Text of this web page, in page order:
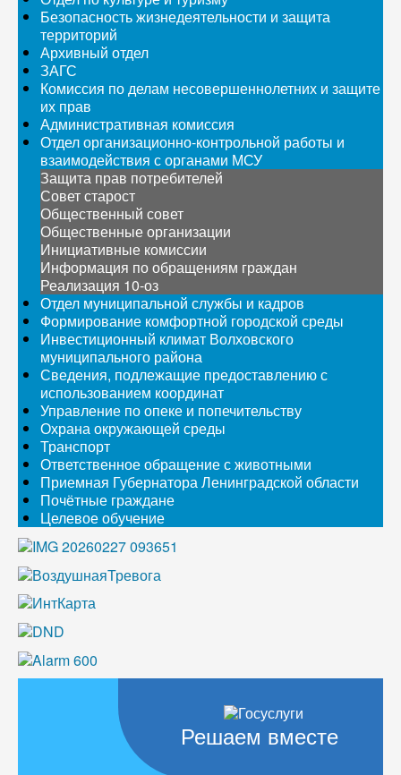
Безопасность жизнедеятельности и защита
территорий
Архивный отдел
ЗАГС
Комиссия по делам несовершеннолетних и защите
их прав
Административная комиссия
Отдел организационно-контрольной работы и
взаимодействия с органами МСУ
Защита прав потребителей
Совет старост
Общественный совет
Общественные организации
Инициативные комиссии
Информация по обращениям граждан
Реализация 10-оз
Отдел муниципальной службы и кадров
Формирование комфортной городской среды
Инвестиционный климат Волховского
муниципального района
Сведения, подлежащие предоставлению с
использованием координат
Управление по опеке и попечительству
Охрана окружающей среды
Транспорт
Ответственное обращение с животными
Приемная Губернатора Ленинградской области
Почётные граждане
Целевое обучение
Решаем вместе